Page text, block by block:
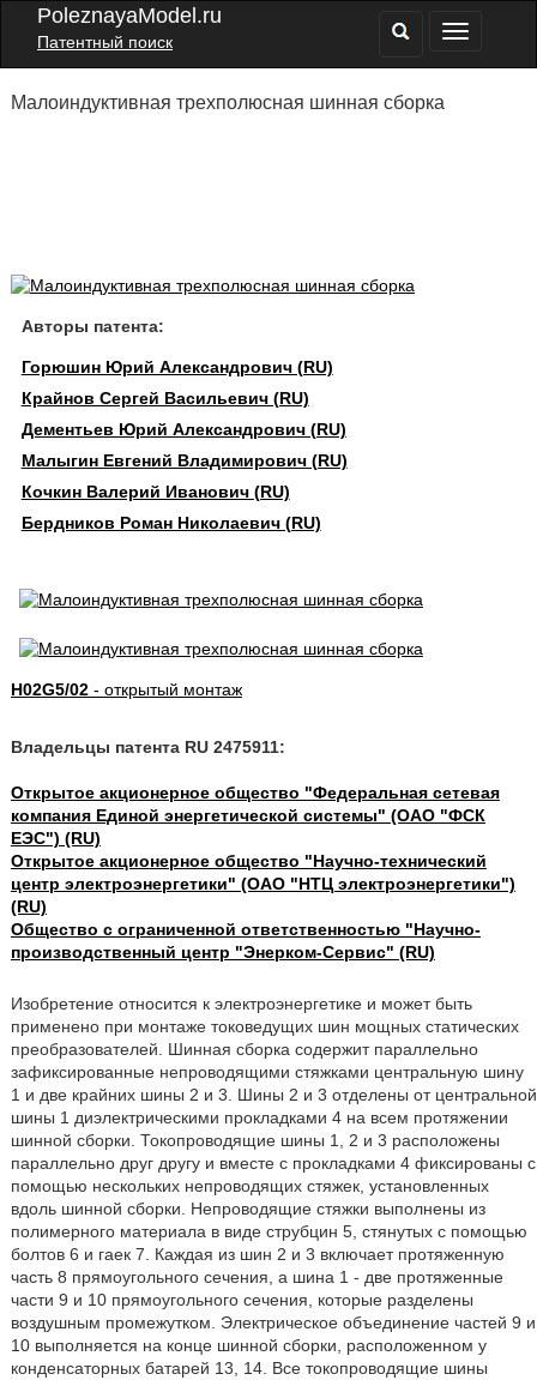
PoleznayaModel.ru
Патентный поиск
Малоиндуктивная трехполюсная шинная сборка
Авторы патента:
Горюшин Юрий Александрович (RU)
Крайнов Сергей Васильевич (RU)
Дементьев Юрий Александрович (RU)
Малыгин Евгений Владимирович (RU)
Кочкин Валерий Иванович (RU)
Бердников Роман Николаевич (RU)
H02G5/02- открытый монтаж
Владельцы патента RU 2475911:
Открытое акционерное общество "Федеральная сетевая
компания Единой энергетической системы" (ОАО "ФСК
ЕЭС") (RU)
Открытое акционерное общество "Научно-технический
центр электроэнергетики" (ОАО "НТЦ электроэнергетики")
(RU)
Общество с ограниченной ответственностью "Научно-
производственный центр "Энерком-Сервис" (RU)
Изобретение относится к электроэнергетике и может быть
применено при монтаже токоведущих шин мощных статических
преобразователей. Шинная сборка содержит параллельно
зафиксированные непроводящими стяжками центральную шину
1 и две крайних шины 2 и 3. Шины 2 и 3 отделены от центральной
шины 1 диэлектрическими прокладками 4 на всем протяжении
шинной сборки. Токопроводящие шины 1, 2 и 3 расположены
параллельно друг другу и вместе с прокладками 4 фиксированы с
помощью нескольких непроводящих стяжек, установленных
вдоль шинной сборки. Непроводящие стяжки выполнены из
полимерного материала в виде струбцин 5, стянутых с помощью
болтов 6 и гаек 7. Каждая из шин 2 и 3 включает протяженную
часть 8 прямоугольного сечения, а шина 1 - две протяженные
части 9 и 10 прямоугольного сечения, которые разделены
воздушным промежутком. Электрическое объединение частей 9 и
10 выполняется на конце шинной сборки, расположенном у
конденсаторных батарей 13, 14. Все токопроводящие шины